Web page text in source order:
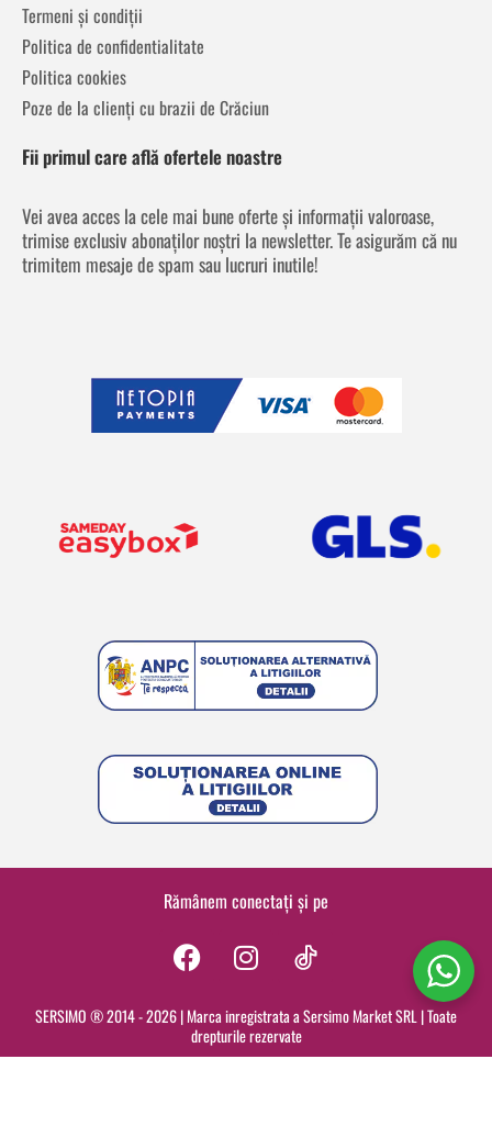
Termeni și condiții
Politica de confidentialitate
Politica cookies
Poze de la clienți cu brazii de Crăciun
Fii primul care află ofertele noastre
Vei avea acces la cele mai bune oferte și informații valoroase,
trimise exclusiv abonaților noștri la newsletter. Te asigurăm că nu
trimitem mesaje de spam sau lucruri inutile!
Rămânem conectați și pe
F
c
e
I
s
t
SERSIMO ® 2014 - 2026 | Marca inregistrata a Sersimo Market SRL | Toate
drepturile rezervate